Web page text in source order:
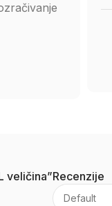
Recenzije
veličina”